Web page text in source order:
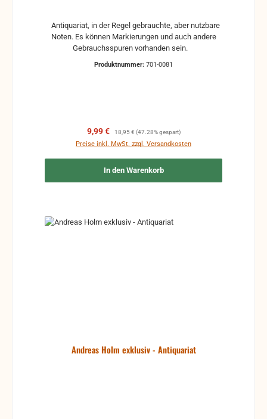
Noten. Es können Markierungen und auch andere
Produktnummer: 701-0081
Verkaufspreis:
9,99 € Regulärer Preis:
18,95 € (47.28% gespart)
Preise inkl. MwSt. zzgl. Versandkosten
In den Warenkorb
Andreas Holm exklusiv - Antiquariat